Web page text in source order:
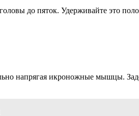
до пяток. Удерживайте это
напрягая икроножные мышцы.